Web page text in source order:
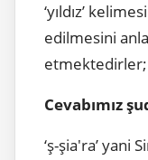
‘yıldız’
edilmesini
etmektedirler;
Cevabımız
‘ş-şia'ra’ yani